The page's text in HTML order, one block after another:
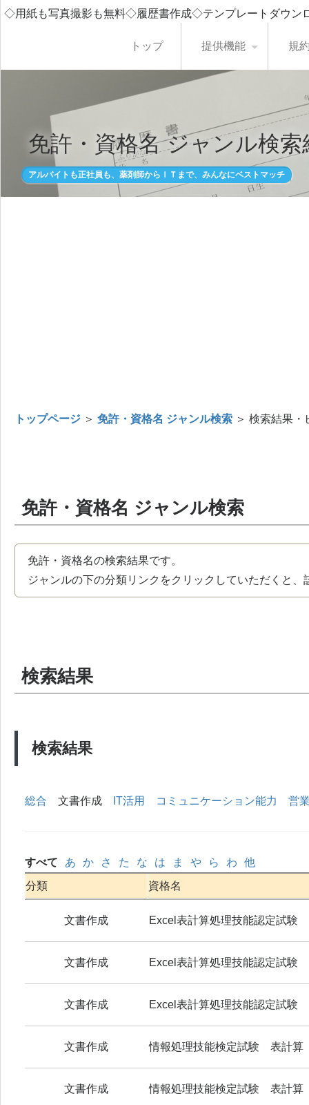
◇用紙も写真撮影も無料◇履歴書作成◇テンプレートダウ
トップ 提供機能 規
免許・資格名 ジャンル検索
アルバイトも正社員も、薬剤師からＩＴまで、みんなにベストマッチ
トップページ ＞ 免許・資格名 ジャンル検索 ＞ 検索結果
免許・資格名 ジャンル検索
免許・資格名の検索結果です。
ジャンルの下の分類リンクをクリックしていただくと
検索結果
検索結果
総合 文書作成 IT活用 コミュニケーション能力 営
すべて あ か さ た な は ま や ら わ
他
分類
資格名
文書作成 Excel表計算処理技能認定試験
文書作成 Excel表計算処理技能認定試験
文書作成 Excel表計算処理技能認定試験
文書作成 情報処理技能検定試験 表計
文書作成 情報処理技能検定試験 表計